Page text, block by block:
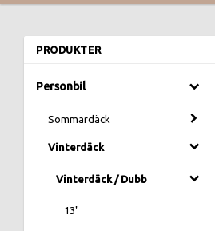
PRODUKTER
Personbil
Sommardäck
Vinterdäck
Vinterdäck / Dubb
13"